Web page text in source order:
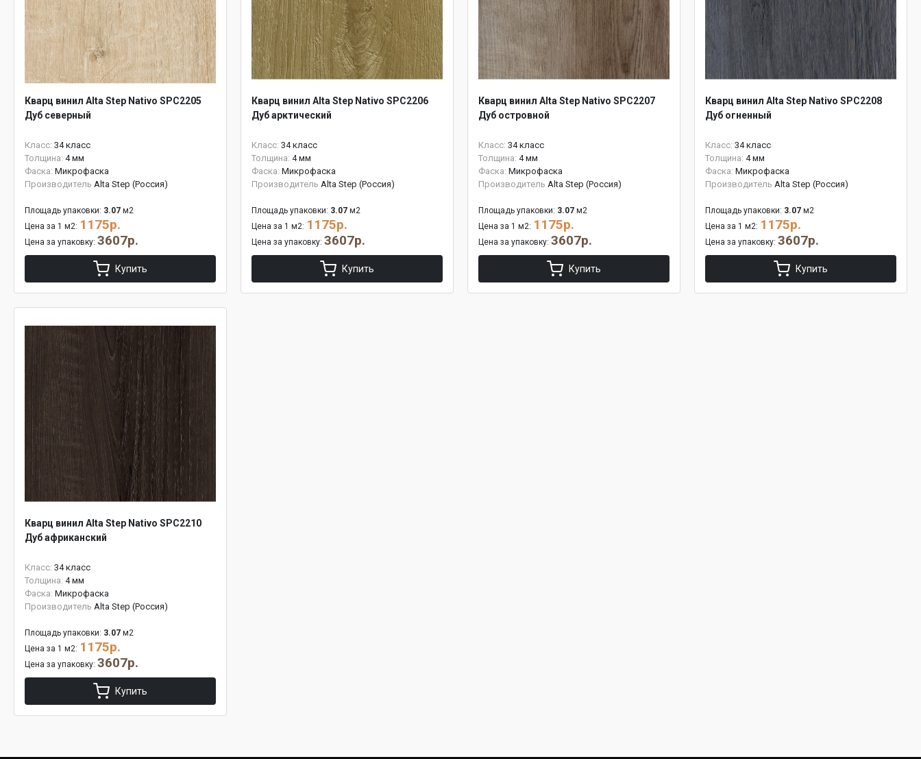
Кварц винил Alta Step Nativo SPC2205
Дуб северный
Класс: 34 класс
Толщина: 4 мм
Фаска: Микрофаска
Производитель Alta Step (Россия)
Площадь упаковки: 3.07 м2
Цена за 1 м2: 1175р.
Цена за упаковку: 3607р.
Купить
Кварц винил Alta Step Nativo SPC2206
Дуб арктический
Класс: 34 класс
Толщина: 4 мм
Фаска: Микрофаска
Производитель Alta Step (Россия)
Площадь упаковки: 3.07 м2
Цена за 1 м2: 1175р.
Цена за упаковку: 3607р.
Купить
Кварц винил Alta Step Nativo SPC2207
Дуб островной
Класс: 34 класс
Толщина: 4 мм
Фаска: Микрофаска
Производитель Alta Step (Россия)
Площадь упаковки: 3.07 м2
Цена за 1 м2: 1175р.
Цена за упаковку: 3607р.
Купить
Кварц винил Alta Step Nativo SPC2208
Дуб огненный
Класс: 34 класс
Толщина: 4 мм
Фаска: Микрофаска
Производитель Alta Step (Россия)
Площадь упаковки: 3.07 м2
Цена за 1 м2: 1175р.
Цена за упаковку: 3607р.
Купить
Кварц винил Alta Step Nativo SPC2210
Дуб африканский
Класс: 34 класс
Толщина: 4 мм
Фаска: Микрофаска
Производитель Alta Step (Россия)
Площадь упаковки: 3.07 м2
Цена за 1 м2: 1175р.
Цена за упаковку: 3607р.
Купить